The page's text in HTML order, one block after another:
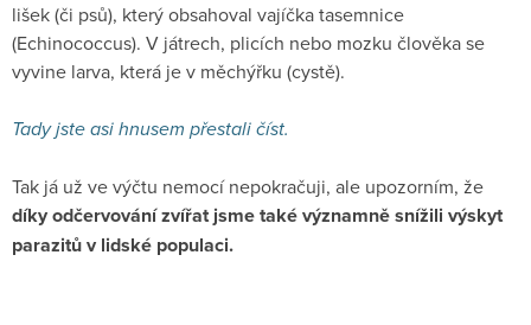
lišek (či psů), který obsahoval vajíčka tasemnice
(Echinococcus). V játrech, plicích nebo mozku člověka se
vyvine larva, která je v měchýřku (cystě).
Tady jste asi hnusem přestali číst.
Tak já už ve výčtu nemocí nepokračuji, ale upozorním, že
díky odčervování zvířat jsme také významně snížili výskyt
parazitů v lidské populaci.